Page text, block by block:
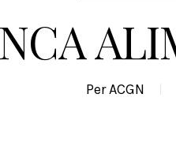
PerACGN